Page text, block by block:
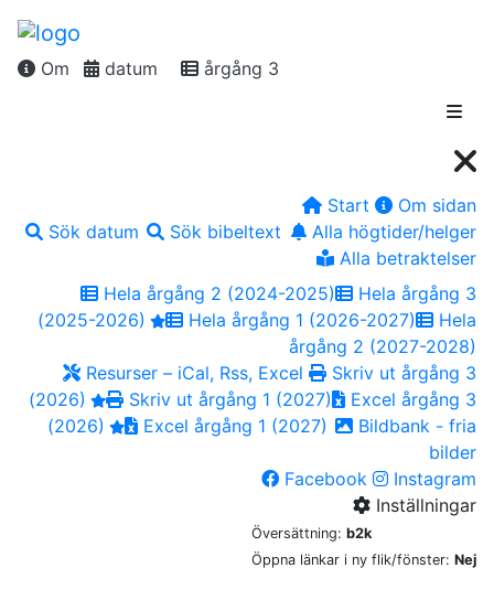
Om datum årgång 3
Start
Om sidan
Sök datum
Sök bibeltext
Alla högtider/helger
Alla betraktelser
Hela årgång 2 (2024-2025)
Hela årgång 3
(2025-2026)
Hela årgång 1 (2026-2027)
Hela
årgång 2 (2027-2028)
Resurser – iCal, Rss, Excel
Skriv ut årgång 3
(2026)
Skriv ut årgång 1 (2027)
Excel årgång 3
(2026)
Excel årgång 1 (2027)
Bildbank - fria
bilder
Facebook
Instagram
Inställningar
Översättning: b2k
Öppna länkar i ny flik/fönster: Nej